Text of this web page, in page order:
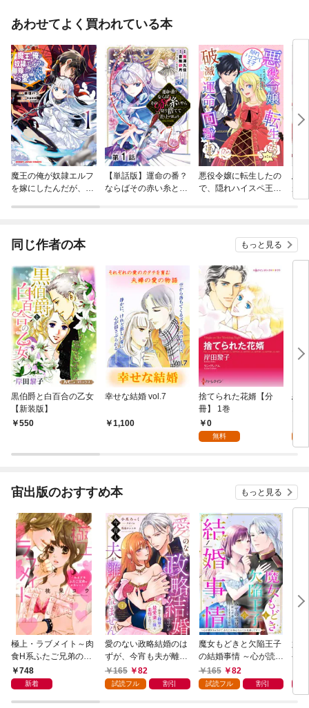
あわせてよく買われている本
魔王の俺が奴隷エルフ
を嫁にしたんだが、ど
【単話版】運命の番？
ならばその赤い糸とや
悪役令嬢に転生したの
で、隠れハイスペ王子
悪
が
た
息
う
（
同じ作者の本 もっと見る
黒伯爵と白百合の乙女
【新装版】
550
幸せな結婚 vol.7
1,100
捨てられた花婿【分
冊】 1巻
0
無料
恋
宙出版のおすすめ本 もっと見る
極上・ラブメイト～肉
食H系ふたご兄弟のお
気にいり～
748
新着
愛のない政略結婚のは
ずが、今宵も夫が離し
てくれません～無骨な
将軍は最愛妻に滾る恋
165 82
試読フル 割引
魔女もどきと欠陥王子
の結婚事情 ～心が読め
ちゃうので、あなたの
本心なんてお見通しで
165 82
試読フル 割引
婚
や
た